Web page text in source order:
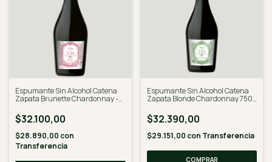
Espumante Sin Alcohol Catena
Zapata Brunette Chardonnay -
$32.100,00
$28.890,00 con
Transferencia
Espumante Sin Alcohol Catena
Zapata Blonde Chardonnay 750
$32.390,00
$29.151,00 con Transferencia